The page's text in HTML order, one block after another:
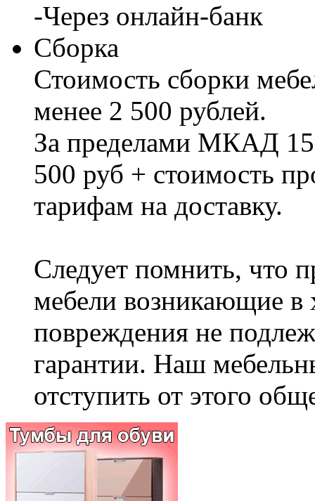
-Через онлайн-банк
Сборка
Стоимость сборки
менее 2 500 рублей.
За пределами МКАД
500 руб + стоимость
тарифам на доставку.
Следует помнить, что
мебели возникающие в
повреждения не
гарантии. Наш
отступить от этого